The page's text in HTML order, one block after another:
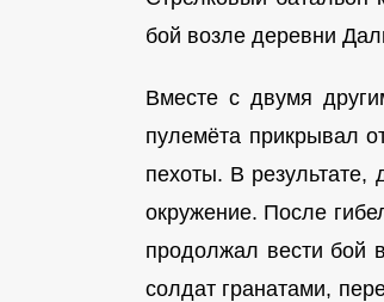
бой возле деревни
Вместе с двумя
пулемёта прикрывал
пехоты. В результате,
окружение. После
продолжал вести бой
солдат гранатами,